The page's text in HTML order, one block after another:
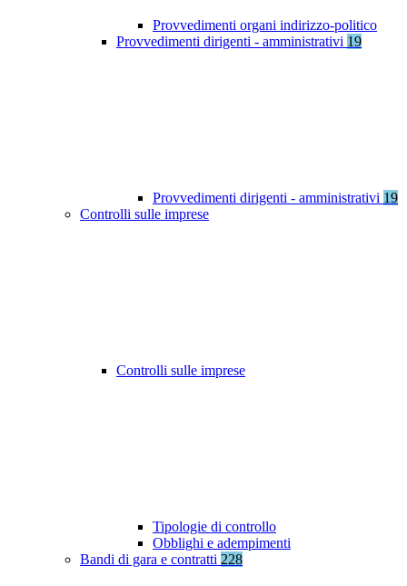
Provvedimenti organi indirizzo-politico
Provvedimenti dirigenti - amministrativi 19
Provvedimenti dirigenti - amministrativi 19
Controlli sulle imprese
Controlli sulle imprese
Tipologie di controllo
Obblighi e adempimenti
Bandi di gara e contratti 228